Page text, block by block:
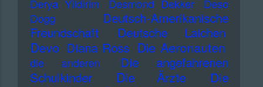
Derya Yildirim
Desmond Dekker
Deso
Dogg
Deutsch-Amerikanische
Freundschaft
Deutsche Laichen
Devo Diana Ross Die Aeronauten
die anderen
Die angefahrenen
Schulkinder
Die Ärzte
Die